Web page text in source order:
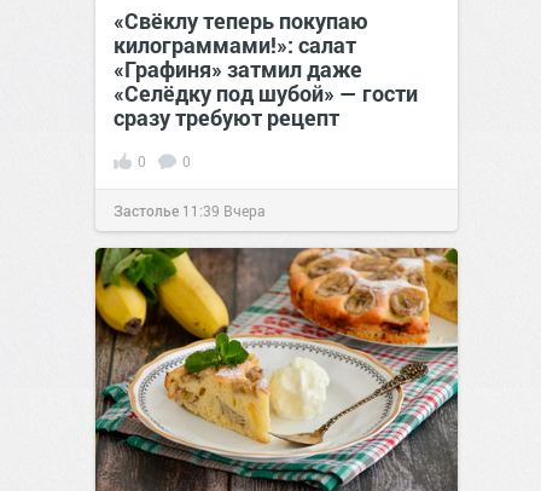
«Свёклу теперь покупаю
килограммами!»: салат
«Графиня» затмил даже
«Селёдку под шубой» — гости
сразу требуют рецепт
0 0
Застолье 11:39 Вчера